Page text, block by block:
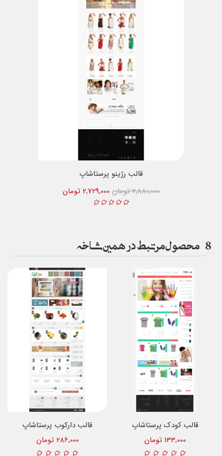
قالب رژینو پرستاشاپ
2,729,000 تومان
2,880,000 تومان
8 محصول مرتبط در همین شاخه
قالب دارکوب پرستاشاپ
286,000 تومان
قالب کودک پرستاشاپ
133,000 تومان